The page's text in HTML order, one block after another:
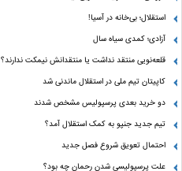
استقلال؛ بی‌خانه در آسیا!
آزادی؛ کمدی سیاه سال
قلعه‌نویی منتقد نداشت یا منتقدانش نیمکت ندارند؟
کاپیتان تیم ملی در استقلال ماندنی شد
دو خرید بعدی پرسپولیس مشخص شدند
تیم جدید جنپو به کمک استقلال آمد؟
احتمال تعویق شروع فصل جدید
علت پرسپولیسی شدن رحمان چه بود؟